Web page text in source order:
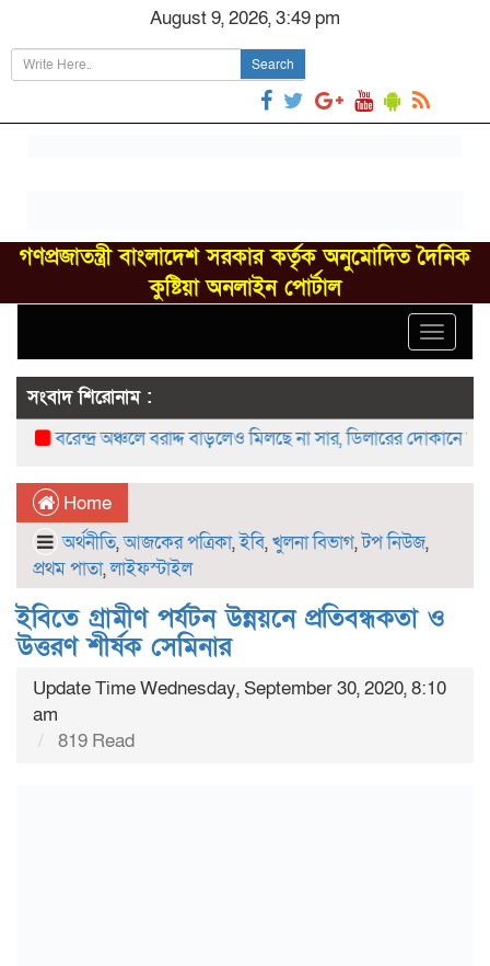
August 9, 2026, 3:49 pm
Search
গণপ্রজাতন্ত্রী বাংলাদেশ সরকার কর্তৃক অনুমোদিত দৈনিক
কুষ্টিয়া অনলাইন পোর্টাল
Toggle
সংবাদ শিরোনাম :
বরেন্দ্র অঞ্চলে বরাদ্দ বাড়লেও মিলছে না সার, ডিলারের দোকানে
Home
অর্থনীতি,আজকের পত্রিকা,ইবি,খুলনা বিভাগ,টপ নিউজ,
প্রথম পাতা,লাইফস্টাইল
ইবিতে গ্রামীণ পর্যটন উন্নয়নে প্রতিবন্ধকতা ও
উত্তরণ শীর্ষক সেমিনার
Update Time Wednesday, September 30, 2020, 8:10
am
819 Read